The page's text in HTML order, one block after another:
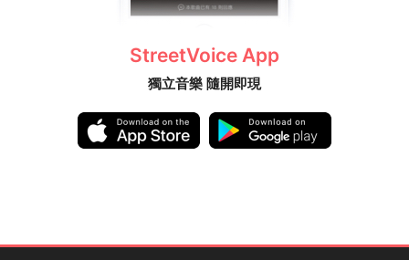
StreetVoice App
獨立音樂 隨開即現